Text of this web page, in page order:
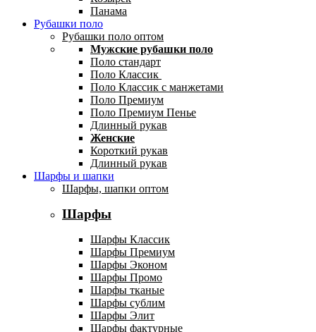
Панама
Рубашки поло
Рубашки поло оптом
Мужские рубашки поло
Поло стандарт
Поло Классик
Поло Классик с манжетами
Поло Премиум
Поло Премиум Пенье
Длинный рукав
Женские
Короткий рукав
Длинный рукав
Шарфы и шапки
Шарфы, шапки оптом
Шарфы
Шарфы Классик
Шарфы Премиум
Шарфы Эконом
Шарфы Промо
Шарфы тканые
Шарфы сублим
Шарфы Элит
Шарфы фактурные